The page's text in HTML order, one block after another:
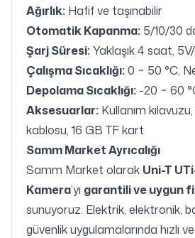
Ağırlık: Hafif ve taşınabilir
Otomatik Kapanma: 5/10/30
Şarj Süresi:Yaklaşık 4 saat,
Çalışma Sıcaklığı:0 ~ 50 °C,
Depolama Sıcaklığı: -20 ~ 60
Aksesuarlar: Kullanım
kablosu, 16 GB TF kart
Samm Market Ayrıcalığı
Samm Market olarak Uni-T
Kamera’yı garantili ve uygun
sunuyoruz. Elektrik, elektronik,
güvenlik uygulamalarında hızlı